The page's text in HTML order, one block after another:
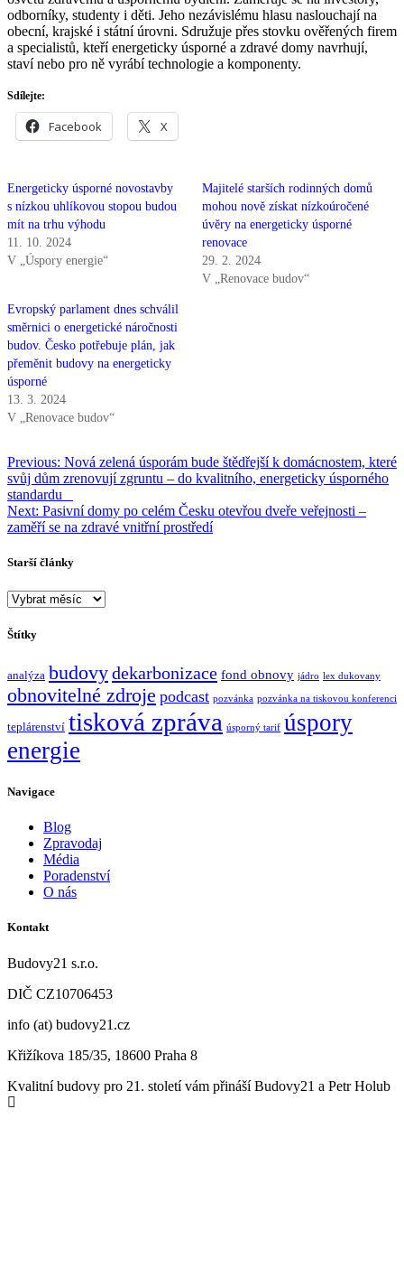
odborníky, studenty i děti. Jeho nezávislému hlasu naslouchají na
obecní, krajské i státní úrovni. Sdružuje přes stovku ověřených firem
a specialistů, kteří energeticky úsporné a zdravé domy navrhují,
staví nebo pro ně vyrábí technologie a komponenty.
Sdílejte:
Facebook X
Energeticky úsporné novostavby
s nízkou uhlíkovou stopou budou
mít na trhu výhodu
11. 10. 2024
V „Úspory energie“
Majitelé starších rodinných domů
mohou nově získat nízkoúročené
úvěry na energeticky úsporné
renovace
29. 2. 2024
V „Renovace budov“
Evropský parlament dnes schválil
směrnici o energetické náročnosti
budov. Česko potřebuje plán, jak
přeměnit budovy na energeticky
úsporné
13. 3. 2024
V „Renovace budov“
Navigace
pro
příspěvek
Previous: Nová zelená úsporám bude štědřejší k domácnostem, které
svůj dům zrenovují zgruntu – do kvalitního, energeticky úsporného
standardu
Next: Pasivní domy po celém Česku otevřou dveře veřejnosti –
zaměří se na zdravé vnitřní prostředí
Starší články
Starší
Štítky
analýza budovydekarbonizace fond obnovy jádro lex dukovany
obnovitelné zdroje podcast pozvánka pozvánka na tiskovou konferenci
teplárenství tisková zpráva úsporný tarif úspory
energie
Navigace
Blog
Zpravodaj
Média
Poradenství
O nás
Kontakt
Budovy21 s.r.o.
DIČ CZ10706453
info (at) budovy21.cz
Křižíkova 185/35, 18600 Praha 8
Kvalitní budovy pro 21. století vám přináší Budovy21 a Petr Holub